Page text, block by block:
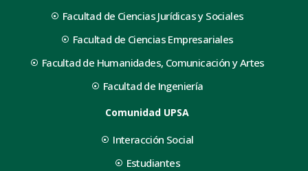
Facultad de Ciencias Jurídicas y Sociales
Facultad de Ciencias Empresariales
Facultad de Humanidades, Comunicación y Artes
Facultad de Ingeniería
Comunidad UPSA
Interacción Social
Estudiantes